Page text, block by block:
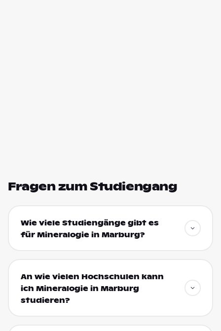
Fragen zum Studiengang
Wie viele Studiengänge gibt es
für Mineralogie in Marburg?
An wie vielen Hochschulen kann
ich Mineralogie in Marburg
studieren?